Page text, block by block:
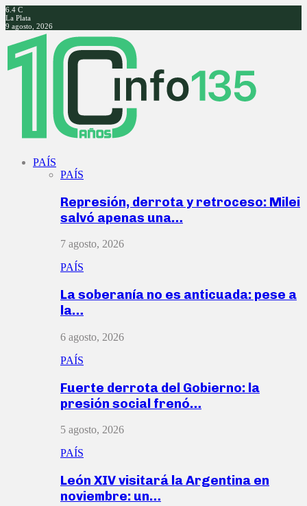
6.4 C
La Plata
9 agosto, 2026
Facebook
Twitter
Instagram
Youtube
PAÍS
PAÍS
Represión, derrota y retroceso: Milei
salvó apenas una…
7 agosto, 2026
PAÍS
La soberanía no es anticuada: pese a
la…
6 agosto, 2026
PAÍS
Fuerte derrota del Gobierno: la
presión social frenó…
5 agosto, 2026
PAÍS
León XIV visitará la Argentina en
noviembre: un…